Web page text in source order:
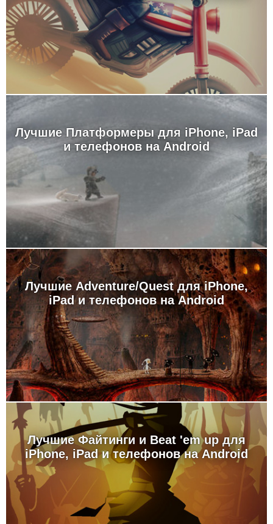
Лучшие Платформеры для iPhone, iPad
и телефонов на Android
Лучшие Adventure/Quest для iPhone,
iPad и телефонов на Android
Лучшие Файтинги и Beat 'em up для
iPhone, iPad и телефонов на Android